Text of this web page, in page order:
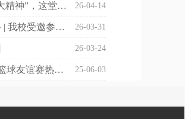
从江夏到中国｜解码湖北“三大精神”，这堂团课我们这样上 26-04-14
深耕产教融合，共筑技兴之路 | 我校受邀参加江夏区“产教融合 技兴江夏”交流推进会 26-03-31
26-03-24
燃动青春，迎“篮”而上 | 我校篮球友谊赛热血开赛 25-06-03